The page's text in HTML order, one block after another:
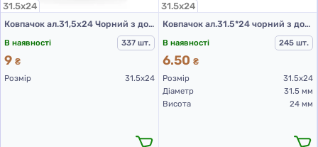
31.5х24
Ковпачок ал.31,5х24 Чорний з дозатором та різьбою
В наявності
337 шт.
9 ₴
Розмір
31.5х24
31.5х24
Ковпачок ал.31.5*24 чорний з дозатором
В наявності
245 шт.
6.50 ₴
Розмір
31.5х24
Діаметр
31.5 мм
Висота
24 мм